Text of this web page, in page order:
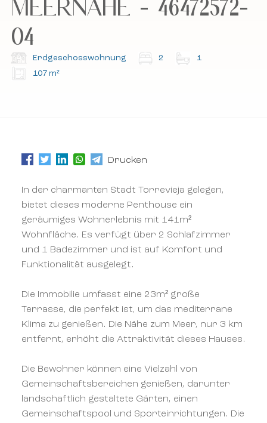
Abonnieren Sie unseren Newsletter.
Abonnieren Sie unseren Newsletter.
MEERNÄHE - 46472572-
04
Erdgeschosswohnung 2
1
107 m²
Drucken
In der charmanten Stadt Torrevieja gelegen,
bietet dieses moderne Penthouse ein
geräumiges Wohnerlebnis mit 141m²
Wohnfläche. Es verfügt über 2 Schlafzimmer
und 1 Badezimmer und ist auf Komfort und
Funktionalität ausgelegt.
Die Immobilie umfasst eine 23m² große
Terrasse, die perfekt ist, um das mediterrane
Klima zu genießen. Die Nähe zum Meer, nur 3 km
entfernt, erhöht die Attraktivität dieses Hauses.
Die Bewohner können eine Vielzahl von
Gemeinschaftsbereichen genießen, darunter
landschaftlich gestaltete Gärten, einen
Gemeinschaftspool und Sporteinrichtungen. Die